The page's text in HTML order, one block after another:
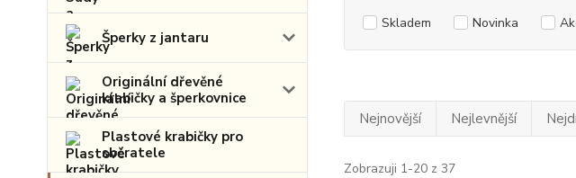
Šperky z jantaru
Originální dřevěné
krabičky a šperkovnice
Plastové krabičky pro
sběratele
Skladem Novinka
Nejnovější Nejlevnější
Zobrazuji 1-20 z 37